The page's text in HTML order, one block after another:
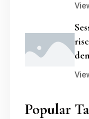
Popular